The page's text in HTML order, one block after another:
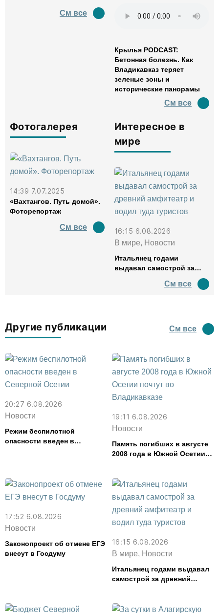
См все
Крылья PODCAST:
Бетонная болезнь. Как
Владикавказ теряет
зеленые зоны и
исторические панорамы
См все
Фотогалерея
14:39 7.07.2025
«Вахтангов. Путь домой».
Фоторепортаж
См все
Интересное в
мире
16:15 6.08.2026
В мире, Новости
Итальянец годами
выдавал самострой за
водил туда туристов
См все
Другие публикации См все
20:27 6.08.2026
Новости
Режим беспилотной
опасности введен в
19:11 6.08.2026
Новости
Память погибших в августе
2008 года в Южной Осетии
17:52 6.08.2026
Новости
Законопроект об отмене ЕГЭ
внесут в Госдуму
16:15 6.08.2026
В мире, Новости
Итальянец годами выдавал
самострой за древний